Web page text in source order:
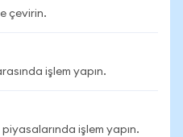
çevirin.
işlem yapın.
işlem yapın.